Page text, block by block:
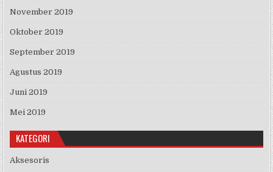
November 2019
Oktober 2019
September 2019
Agustus 2019
Juni 2019
Mei 2019
KATEGORI
Aksesoris